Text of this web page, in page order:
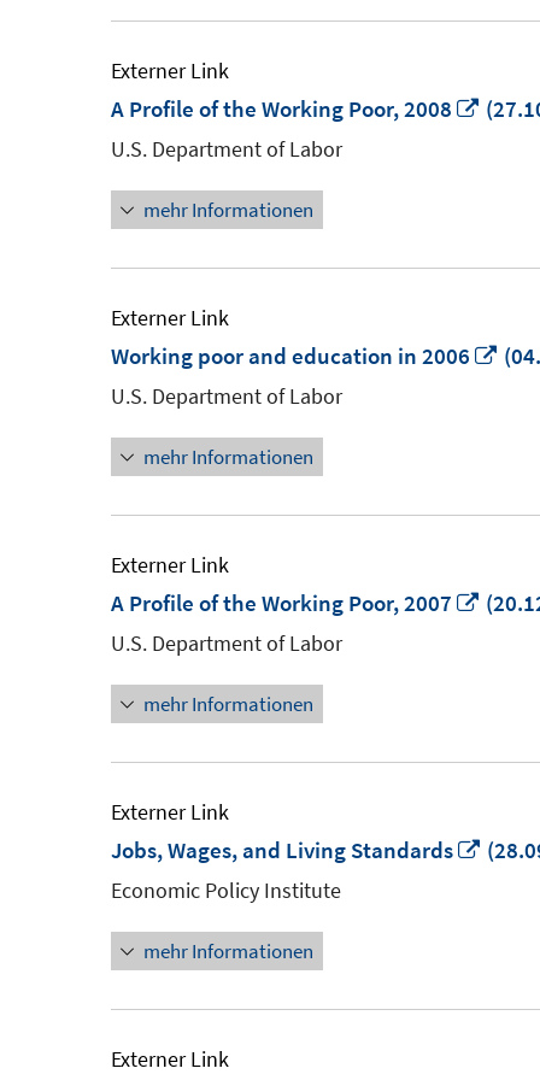
Externer Link
A Profile of the Working Poor, 2008
In
U.S. Department of Labor
mehr Informationen
Externer Link
Working poor and education in 2006
In
U.S. Department of Labor
mehr Informationen
Externer Link
A Profile of the Working Poor, 2007
In
U.S. Department of Labor
mehr Informationen
Externer Link
Jobs, Wages, and Living Standards
In
Economic Policy Institute
mehr Informationen
Externer Link